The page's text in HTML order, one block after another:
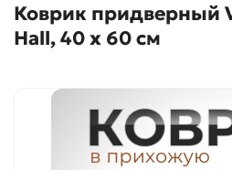
Коврик придверный
Hall, 40 х 60 см